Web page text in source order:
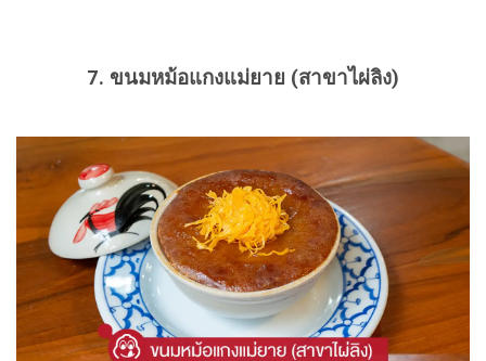
7. ขนมหม้อแกงแม่ยาย (สาขาไผ่ลิง)